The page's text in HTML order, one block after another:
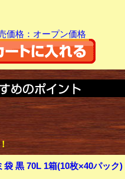
価格：オープン価格
黒 70L 1箱(10枚×40パック)